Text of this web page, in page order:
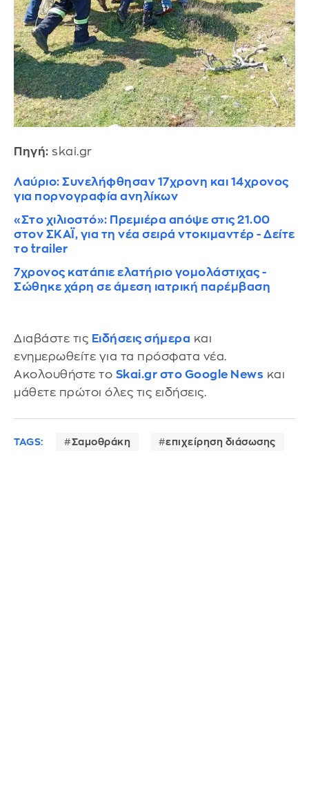
Πηγή: skai.gr
Λαύριο: Συνελήφθησαν 17χρονη και 14χρονος
για πορνογραφία ανηλίκων
«Στο χιλιοστό»: Πρεμιέρα απόψε στις 21.00
στον ΣΚΑΪ, για τη νέα σειρά ντοκιμαντέρ - Δείτε
το trailer
7χρονος κατάπιε ελατήριο γομολάστιχας -
Σώθηκε χάρη σε άμεση ιατρική παρέμβαση
Διαβάστε τις Ειδήσεις σήμερα και
ενημερωθείτε για τα πρόσφατα νέα.
Ακολουθήστε το Skai.gr στο Google News και
μάθετε πρώτοι όλες τις ειδήσεις.
TAGS: Σαμοθράκη επιχείρηση διάσωσης